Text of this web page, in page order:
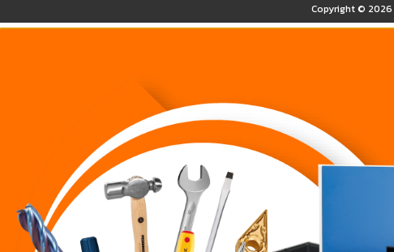
Copyright © 2026